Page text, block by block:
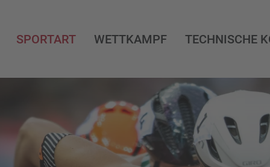
SPORTART WETTKAMPF TECHNISCHE